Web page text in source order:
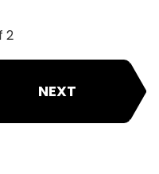
2
NEXT